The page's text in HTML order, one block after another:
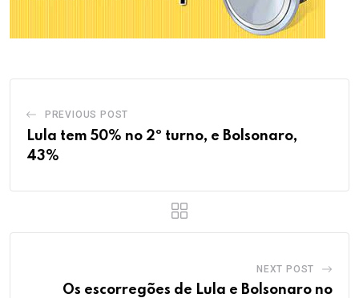
PREVIOUS POST
Lula tem 50% no 2º turno, e Bolsonaro,
43%
NEXT POST
Os escorregões de Lula e Bolsonaro no